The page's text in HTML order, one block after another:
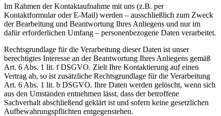
Im Rahmen der Kontaktaufnahme mit uns (z.B. per
Kontaktformular oder E-Mail) werden – ausschließlich zum Zweck
der Bearbeitung und Beantwortung Ihres Anliegens und nur im
dafür erforderlichen Umfang – personenbezogene Daten verarbeitet.
Rechtsgrundlage für die Verarbeitung dieser Daten ist unser
berechtigtes Interesse an der Beantwortung Ihres Anliegens gemäß
Art. 6 Abs. 1 lit. f DSGVO. Zielt Ihre Kontaktierung auf einen
Vertrag ab, so ist zusätzliche Rechtsgrundlage für die Verarbeitung
Art. 6 Abs. 1 lit. b DSGVO. Ihre Daten werden gelöscht, wenn sich
aus den Umständen entnehmen lässt, dass der betroffene
Sachverhalt abschließend geklärt ist und sofern keine gesetzlichen
Aufbewahrungspflichten entgegenstehen.